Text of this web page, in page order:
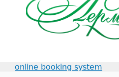
online booking system